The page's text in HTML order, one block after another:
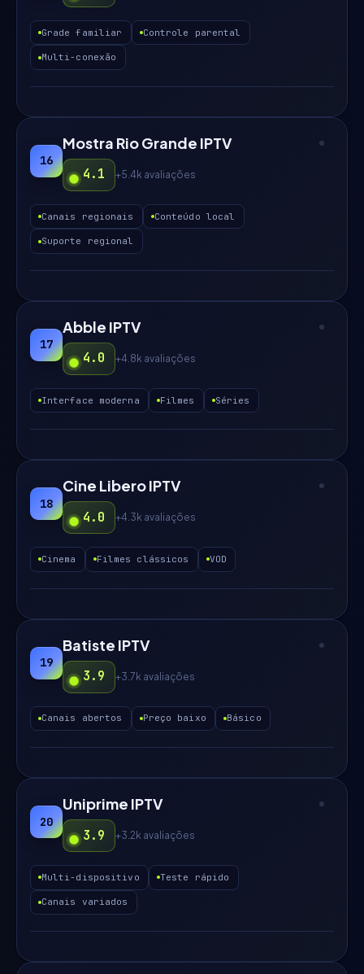
Grade familiar Controle parental
Multi-conexão
16
Mostra Rio Grande IPTV
4.1 +5.4k avaliações
Canais regionais Conteúdo local
Suporte regional
17
Abble IPTV
4.0 +4.8k avaliações
Interface moderna Filmes Séries
18
Cine Libero IPTV
4.0 +4.3k avaliações
Cinema Filmes clássicos VOD
19
Batiste IPTV
3.9 +3.7k avaliações
Canais abertos Preço baixo Básico
20
Uniprime IPTV
3.9 +3.2k avaliações
Multi-dispositivo Teste rápido
Canais variados